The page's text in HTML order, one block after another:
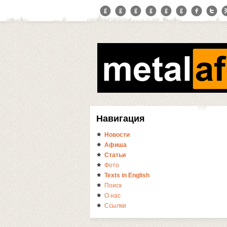
Навигация
Новости
Афиша
Статьи
Фото
Texts in English
Поиск
О нас
Ссылки